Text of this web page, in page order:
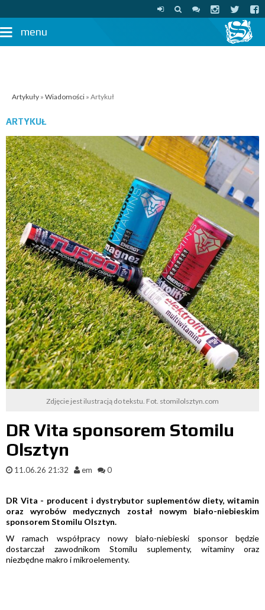
menu
Artykuły » Wiadomości » Artykuł
ARTYKUŁ
Zdjęcie jest ilustracją do tekstu. Fot. stomilolsztyn.com
DR Vita sponsorem Stomilu
Olsztyn
11.06.26 21:32 em 0
DR Vita - producent i dystrybutor suplementów diety, witamin
oraz wyrobów medycznych został nowym biało-niebieskim
sponsorem Stomilu Olsztyn.
W ramach współpracy nowy biało-niebieski sponsor będzie
dostarczał zawodnikom Stomilu suplementy, witaminy oraz
niezbędne makro i mikroelementy.